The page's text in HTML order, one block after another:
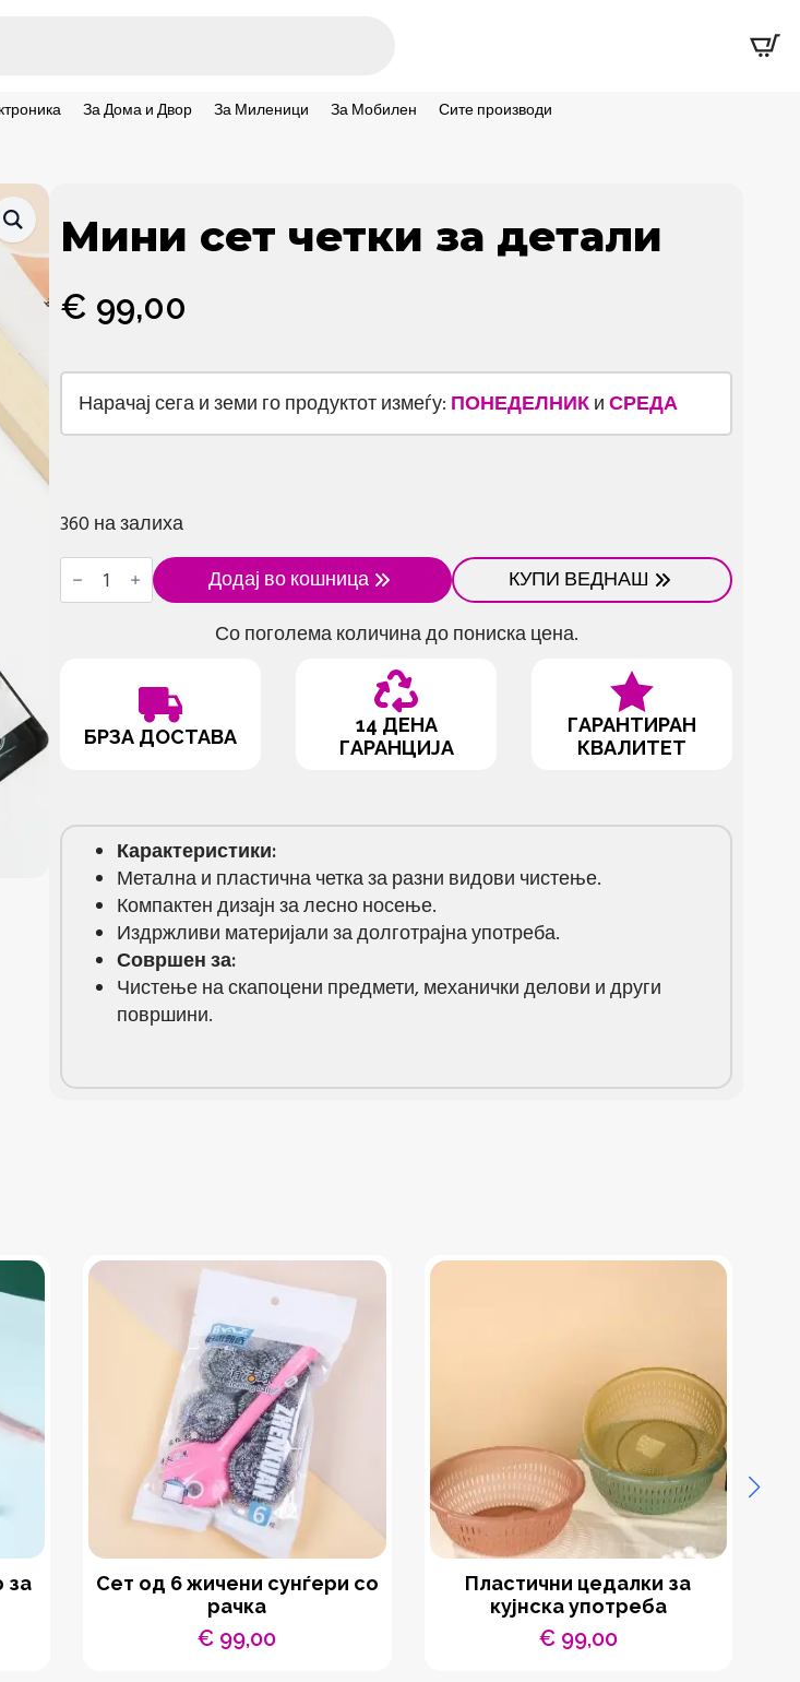
За Дома и Двор За Миленици За Мобилен Сите производи
Мини сет четки за детали
€ 99,00
Нарачај сега и земи го продуктот измеѓу: ПОНЕДЕЛНИК и СРЕДА
360 на залиха
Мини
сет
четки
Додај во кошница
КУПИ ВЕДНАШ
Со поголема количина до пониска цена.
БРЗА ДОСТАВА
14 ДЕНА
ГАРАНЦИЈА
ГАРАНТИРАН
КВАЛИТЕТ
Карактеристики:
Метална и пластична четка за разни видови чистење.
Компактен дизајн за лесно носење.
Издржливи материјали за долготрајна употреба.
Совршен за:
Чистење на скапоцени предмети, механички делови и други
површини.
за
Сет од 6 жичени сунѓери со
рачка
€ 99,00
Пластични цедалки за
кујнска употреба
€99,00